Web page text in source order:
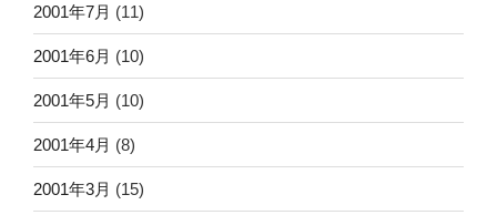
2001年7月 (11)
2001年6月 (10)
2001年5月 (10)
2001年4月 (8)
2001年3月 (15)